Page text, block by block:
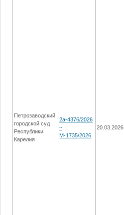
Петрозаводский
городской суд
Республики
Карелия
2а-4376/2026
~
М-1735/2026
20.03.2026